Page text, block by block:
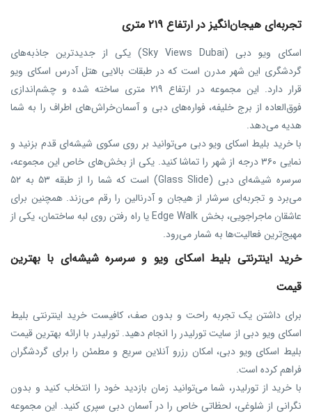
تجربه‌ای هیجان‌انگیز در ارتفاع ۲۱۹ متری
اسکای ویو دبی (Sky Views Dubai) یکی از جدیدترین جاذبه‌های
گردشگری این شهر مدرن است که در طبقات بالایی هتل آدرس اسکای ویو
قرار دارد. این مجموعه در ارتفاع ۲۱۹ متری ساخته شده و چشم‌اندازی
فوق‌العاده از برج خلیفه، فواره‌های دبی و آسمان‌خراش‌های اطراف را به شما
هدیه می‌دهد.
با خرید بلیط اسکای ویو دبی می‌توانید بر روی سکوی شیشه‌ای قدم بزنید و
نمایی ۳۶۰ درجه از شهر را تماشا کنید. یکی از بخش‌های خاص این مجموعه،
سرسره شیشه‌ای دبی (Glass Slide) است که شما را از طبقه ۵۳ به ۵۲
می‌برد و تجربه‌ای سرشار از هیجان و آدرنالین را رقم می‌زند. همچنین برای
عاشقان ماجراجویی، بخش Edge Walk یا راه رفتن روی لبه ساختمان، یکی از
مهیج‌ترین فعالیت‌ها به شمار می‌رود.
خرید اینترنتی بلیط اسکای ویو و سرسره شیشه‌ای با بهترین
قیمت
برای داشتن یک تجربه راحت و بدون صف، کافیست خرید اینترنتی بلیط
اسکای ویو دبی از سایت تورلیدر را انجام دهید. تورلیدر با ارائه بهترین قیمت
بلیط اسکای ویو دبی، امکان رزرو آنلاین سریع و مطمئن را برای گردشگران
فراهم کرده است.
با خرید از تورلیدر، شما می‌توانید زمان بازدید خود را انتخاب کنید و بدون
نگرانی از شلوغی، لحظاتی خاص را در آسمان دبی سپری کنید. این مجموعه